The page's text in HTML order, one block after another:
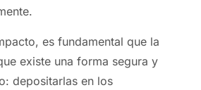
es fundamental que la
existe una forma segura y
depositarlas en los